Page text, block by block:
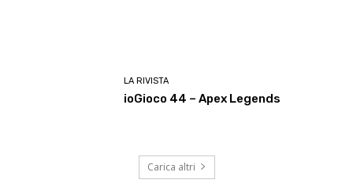
LA RIVISTA
ioGioco 44 – Apex Legends
Carica altri